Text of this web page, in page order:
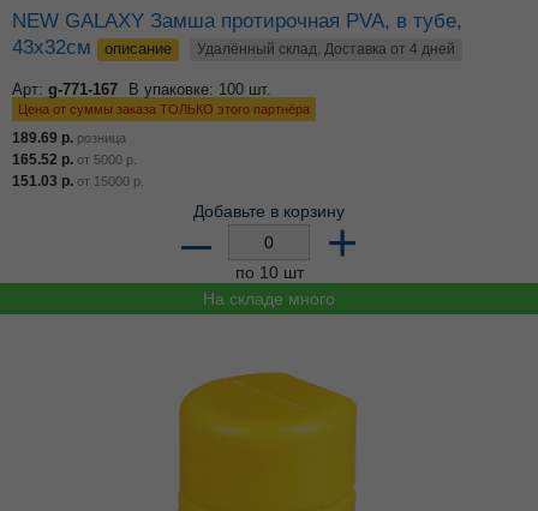
NEW GALAXY Замша протирочная PVA, в тубе,
43x32см
описание Удалённый склад. Доставка от 4 дней
Арт: g-771-167 В упаковке: 100 шт.
Цена от суммы заказа ТОЛЬКО этого партнёра
189.69 р. розница
165.52 р. от 5000 р.
151.03 р. от 15000 р.
Добавьте в корзину
– +
по 10 шт
На складе много